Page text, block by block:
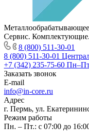
Сервис. Комплектующие.
8 (800) 511-30-01
8 (800) 511-30-01
+7 (342) 235-75-60
Заказать звонок
E-mail
info@in-core.ru
Адрес
г. Пермь, ул.
Режим работы
Пн. – Пт.: с 07:00 до